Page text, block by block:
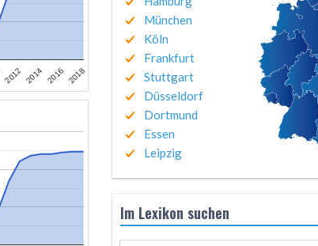
2012 2014 2016 2018
München
Köln
Frankfurt
Stuttgart
Düsseldorf
Dortmund
Essen
Leipzig
Im Lexikon suchen